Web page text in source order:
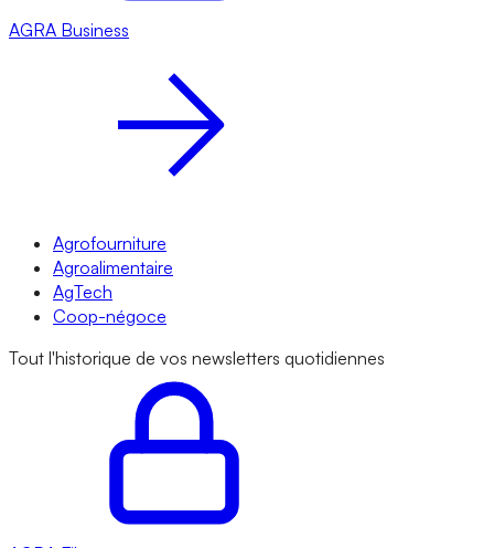
AGRA Business
Agrofourniture
Agroalimentaire
AgTech
Coop-négoce
Tout l'historique de vos newsletters quotidiennes